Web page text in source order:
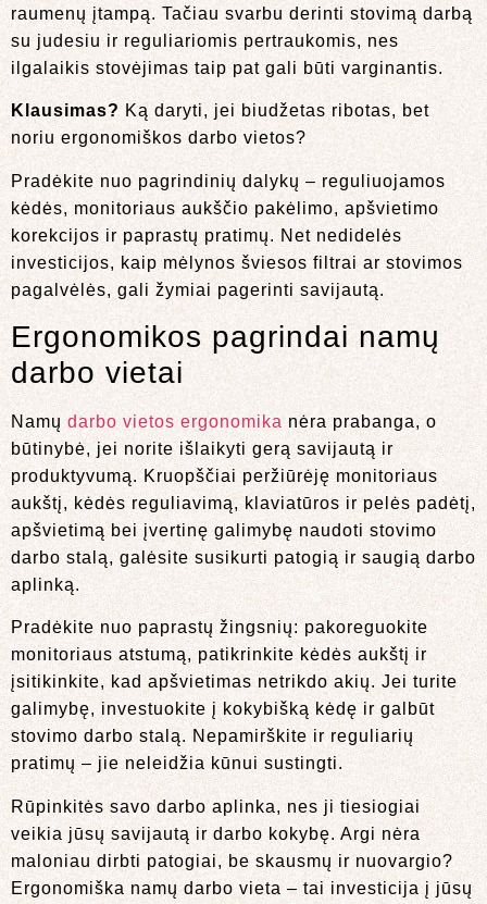
raumenų įtampą. Tačiau svarbu derinti stovimą darbą
su judesiu ir reguliariomis pertraukomis, nes
ilgalaikis stovėjimas taip pat gali būti varginantis.
Klausimas? Ką daryti, jei biudžetas ribotas, bet
noriu ergonomiškos darbo vietos?
Pradėkite nuo pagrindinių dalykų – reguliuojamos
kėdės, monitoriaus aukščio pakėlimo, apšvietimo
korekcijos ir paprastų pratimų. Net nedidelės
investicijos, kaip mėlynos šviesos filtrai ar stovimos
pagalvėlės, gali žymiai pagerinti savijautą.
Ergonomikos pagrindai namų
darbo vietai
Namų darbo vietos ergonomika nėra prabanga, o
būtinybė, jei norite išlaikyti gerą savijautą ir
produktyvumą. Kruopščiai peržiūrėję monitoriaus
aukštį, kėdės reguliavimą, klaviatūros ir pelės padėtį,
apšvietimą bei įvertinę galimybę naudoti stovimo
darbo stalą, galėsite susikurti patogią ir saugią darbo
aplinką.
Pradėkite nuo paprastų žingsnių: pakoreguokite
monitoriaus atstumą, patikrinkite kėdės aukštį ir
įsitikinkite, kad apšvietimas netrikdo akių. Jei turite
galimybę, investuokite į kokybišką kėdę ir galbūt
stovimo darbo stalą. Nepamirškite ir reguliarių
pratimų – jie neleidžia kūnui sustingti.
Rūpinkitės savo darbo aplinka, nes ji tiesiogiai
veikia jūsų savijautą ir darbo kokybę. Argi nėra
maloniau dirbti patogiai, be skausmų ir nuovargio?
Ergonomiška namų darbo vieta – tai investicija į jūsų